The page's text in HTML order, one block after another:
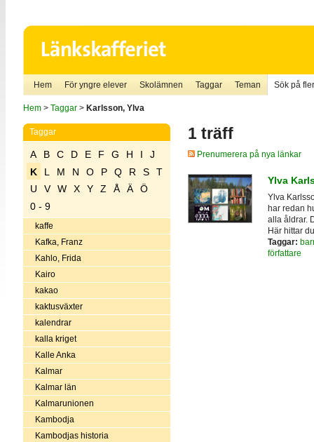
Hem För yngre elever Skolämnen Taggar Teman Sök på
Hem> Taggar> Karlsson, Ylva
Taggar
A B C D E F G H I
J
K
L M N O P Q R S
T
U
V W X Y Z Å Ä
Ö
0 - 9
kaffe
Kafka, Franz
Kahlo, Frida
Kairo
kakao
kaktusväxter
kalendrar
kalla kriget
Kalle Anka
Kalmar
Kalmar län
Kalmarunionen
Kambodja
Kambodjas historia
1 träff
Prenumerera på nya länkar
Ylva
Ylva
har redan
alla åldrar.
Här hittar
Taggar:
författare